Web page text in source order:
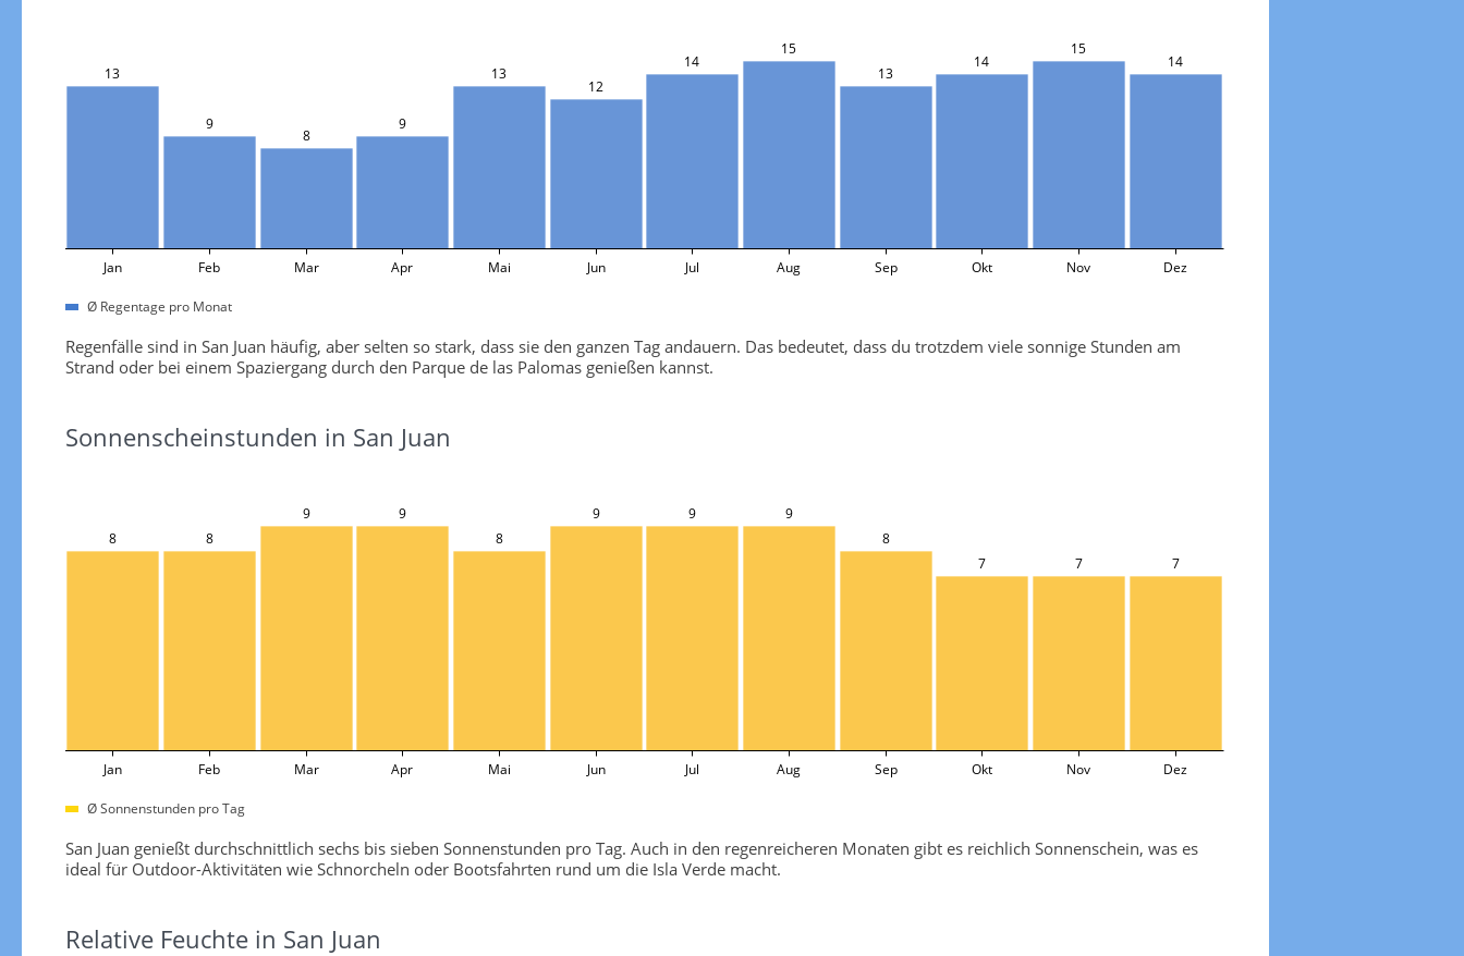
13
9
8
9
13
12
14
15
13
14
15
14
Jan Feb Mar Apr Mai Jun Jul Aug Sep Okt Nov Dez
Ø Regentage pro Monat
Regenfälle sind in San Juan häufig, aber selten so stark, dass sie den ganzen Tag andauern. Das bedeutet, dass du trotzdem viele sonnige Stunden am
Strand oder bei einem Spaziergang durch den Parque de las Palomas genießen kannst.
Sonnenscheinstunden in San Juan
8 8
9
9
8
9 9
9
8
7
7 7
Jan Feb Mar Apr Mai Jun Jul Aug Sep Okt Nov Dez
Ø Sonnenstunden pro Tag
San Juan genießt durchschnittlich sechs bis sieben Sonnenstunden pro Tag. Auch in den regenreicheren Monaten gibt es reichlich Sonnenschein, was es
ideal für Outdoor-Aktivitäten wie Schnorcheln oder Bootsfahrten rund um die Isla Verde macht.
Relative Feuchte in San Juan